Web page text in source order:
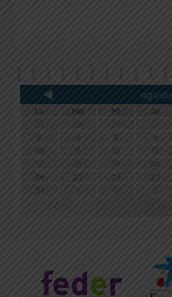
agosto
Lu Ma Mi Ju
27
28 29 30
3
4 5 6
10
11 12 13
17
18 19 20
24
25 26 27
31
2 3
2025